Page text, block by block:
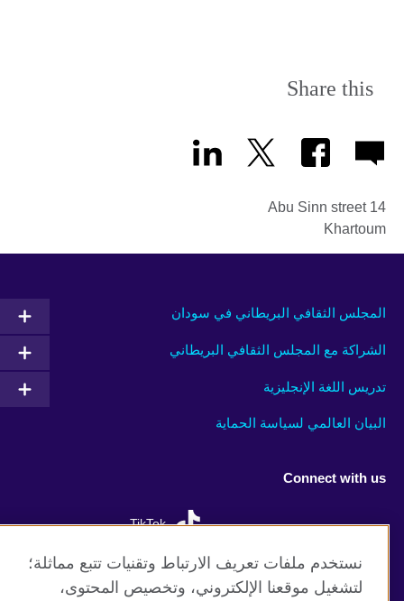
Share this
14 Abu Sinn street
Khartoum
المجلس الثقافي البريطاني في سودان
الشراكة مع المجلس الثقافي البريطاني
تدريس اللغة الإنجليزية
البيان العالمي لسياسة الحماية
Connect with us
TikTok
نستخدم ملفات تعريف الارتباط وتقنيات تتبع مماثلة؛
لتشغيل موقعنا الإلكتروني، وتخصيص المحتوى،